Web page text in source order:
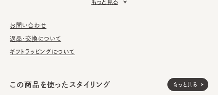
が汚れてしまう前の対策として、汗止めのハットライナーのお勧め
しております。
※サイズ調節スベリ仕様（サイズを小さくする際は、調節テープを
※柄の出方は個体差があります。
もっと見る
お問い合わせ
返品・交換について
ギフトラッピングについて
この商品を使ったスタイリング もっと見る